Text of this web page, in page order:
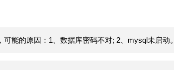
能的原因：1、数据库密码不对; 2、mysql未启动。